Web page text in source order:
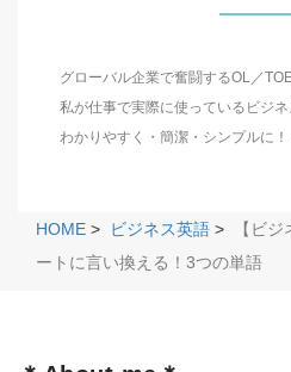
グローバル企業で奮闘するOL／
私が仕事で実際に使っているビジネ
わかりやすく・簡潔・シンプルに！
HOME > ビジネス英語 >
【ビ
ートに言い換える！3つの単語